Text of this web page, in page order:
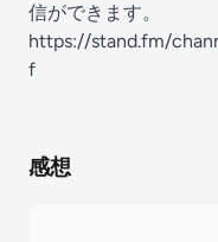
信ができます。
https://stand.fm/
f
感想